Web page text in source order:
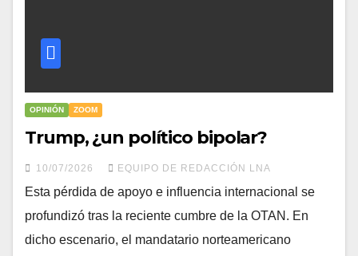
OPINIÓN ZOOM
Trump, ¿un político bipolar?
10/07/2026 EQUIPO DE REDACCIÓN LNA
​Esta pérdida de apoyo e influencia internacional se
profundizó tras la reciente cumbre de la OTAN. En
dicho escenario, el mandatario norteamericano